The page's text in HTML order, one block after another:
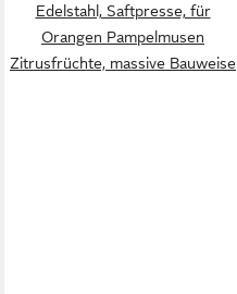
Edelstahl, Saftpresse, für
Orangen Pampelmusen
Zitrusfrüchte, massive Bauweise